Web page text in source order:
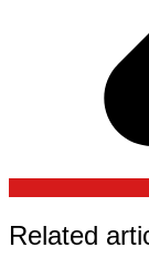
Related